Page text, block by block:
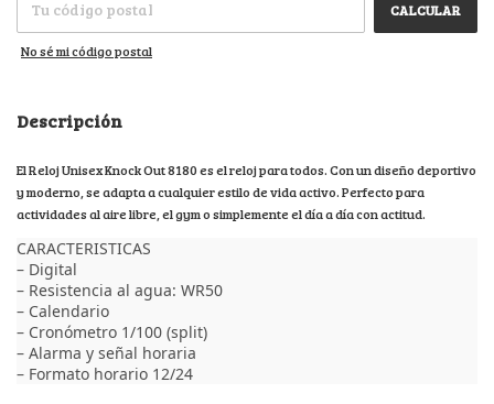
CALCULAR
No sé mi código postal
Descripción
El Reloj Unisex Knock Out 8180 es el reloj para todos. Con un diseño deportivo
y moderno, se adapta a cualquier estilo de vida activo. Perfecto para
actividades al aire libre, el gym o simplemente el día a día con actitud.
CARACTERISTICAS
– Digital
– Resistencia al agua: WR50
– Calendario
– Cronómetro 1/100 (split)
– Alarma y señal horaria
– Formato horario 12/24